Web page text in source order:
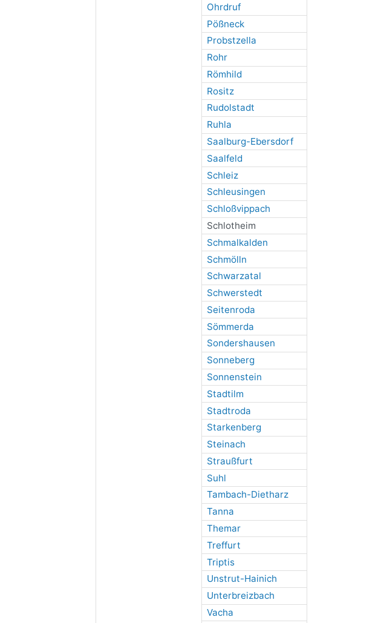
Ohrdruf
Pößneck
Probstzella
Rohr
Römhild
Rositz
Rudolstadt
Ruhla
Saalburg-Ebersdorf
Saalfeld
Schleiz
Schleusingen
Schloßvippach
Schlotheim
Schmalkalden
Schmölln
Schwarzatal
Schwerstedt
Seitenroda
Sömmerda
Sondershausen
Sonneberg
Sonnenstein
Stadtilm
Stadtroda
Starkenberg
Steinach
Straußfurt
Suhl
Tambach-Dietharz
Tanna
Themar
Treffurt
Triptis
Unstrut-Hainich
Unterbreizbach
Vacha